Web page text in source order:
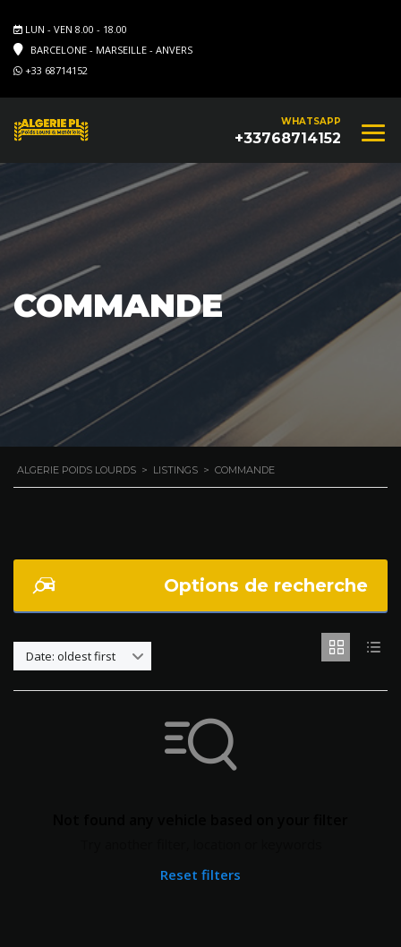
LUN - VEN 8.00 - 18.00
BARCELONE - MARSEILLE - ANVERS
+33 68714152
WHATSAPP
+33768714152
COMMANDE
ALGERIE POIDS LOURDS > LISTINGS > COMMANDE
Options de recherche
Date: oldest first
Reset filters